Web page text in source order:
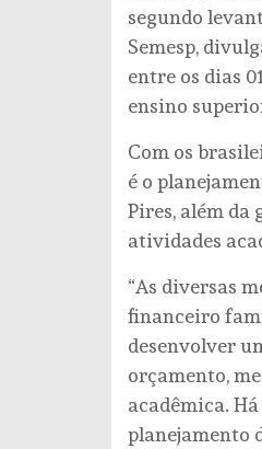
segundo
Semesp,
entre os dias
ensino
Com os
é o
Pires, além da
atividades
“As diversas
financeiro
desenvolver
orçamento,
acadêmica.
planejamento